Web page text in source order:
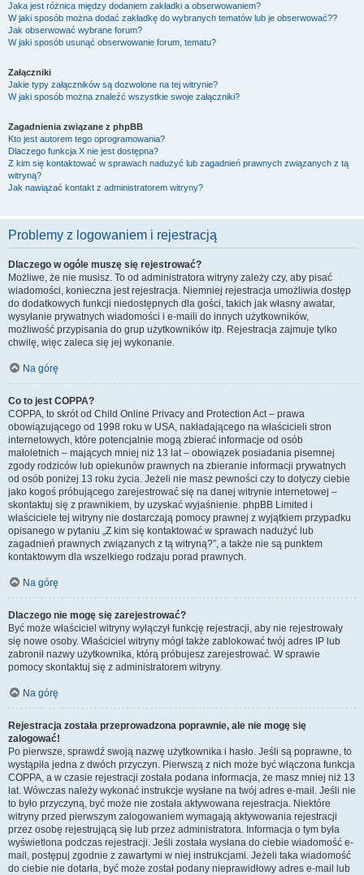
Jaka jest różnica między dodaniem zakładki a obserwowaniem?
W jaki sposób można dodać zakładkę do wybranych tematów lub je obserwować??
Jak obserwować wybrane forum?
W jaki sposób usunąć obserwowanie forum, tematu?
Załączniki
Jakie typy załączników są dozwolone na tej witrynie?
W jaki sposób można znaleźć wszystkie swoje załączniki?
Zagadnienia związane z phpBB
Kto jest autorem tego oprogramowania?
Dlaczego funkcja X nie jest dostępna?
Z kim się kontaktować w sprawach nadużyć lub zagadnień prawnych związanych z tą
witryną?
Jak nawiązać kontakt z administratorem witryny?
Problemy z logowaniem i rejestracją
Dlaczego w ogóle muszę się rejestrować?
Możliwe, że nie musisz. To od administratora witryny zależy czy, aby pisać
wiadomości, konieczna jest rejestracja. Niemniej rejestracja umożliwia dostęp
do dodatkowych funkcji niedostępnych dla gości, takich jak własny awatar,
wysyłanie prywatnych wiadomości i e-maili do innych użytkowników,
możliwość przypisania do grup użytkowników itp. Rejestracja zajmuje tylko
chwilę, więc zaleca się jej wykonanie.
Na górę
Co to jest COPPA?
COPPA, to skrót od Child Online Privacy and Protection Act – prawa
obowiązującego od 1998 roku w USA, nakładającego na właścicieli stron
internetowych, które potencjalnie mogą zbierać informacje od osób
małoletnich – mających mniej niż 13 lat – obowiązek posiadania pisemnej
zgody rodziców lub opiekunów prawnych na zbieranie informacji prywatnych
od osób poniżej 13 roku życia. Jeżeli nie masz pewności czy to dotyczy ciebie
jako kogoś próbującego zarejestrować się na danej witrynie internetowej –
skontaktuj się z prawnikiem, by uzyskać wyjaśnienie. phpBB Limited i
właściciele tej witryny nie dostarczają pomocy prawnej z wyjątkiem przypadku
opisanego w pytaniu „Z kim się kontaktować w sprawach nadużyć lub
zagadnień prawnych związanych z tą witryną?”, a także nie są punktem
kontaktowym dla wszelkiego rodzaju porad prawnych.
Na górę
Dlaczego nie mogę się zarejestrować?
Być może właściciel witryny wyłączył funkcję rejestracji, aby nie rejestrowały
się nowe osoby. Właściciel witryny mógł także zablokować twój adres IP lub
zabronił nazwy użytkownika, którą próbujesz zarejestrować. W sprawie
pomocy skontaktuj się z administratorem witryny.
Na górę
Rejestracja została przeprowadzona poprawnie, ale nie mogę się
zalogować!
Po pierwsze, sprawdź swoją nazwę użytkownika i hasło. Jeśli są poprawne, to
wystąpiła jedna z dwóch przyczyn. Pierwszą z nich może być włączona funkcja
COPPA, a w czasie rejestracji została podana informacja, że masz mniej niż 13
lat. Wówczas należy wykonać instrukcje wysłane na twój adres e-mail. Jeśli nie
to było przyczyną, być może nie została aktywowana rejestracja. Niektóre
witryny przed pierwszym zalogowaniem wymagają aktywowania rejestracji
przez osobę rejestrującą się lub przez administratora. Informacja o tym była
wyświetlona podczas rejestracji. Jeśli została wysłana do ciebie wiadomość e-
mail, postępuj zgodnie z zawartymi w niej instrukcjami. Jeżeli taka wiadomość
do ciebie nie dotarła, być może został podany nieprawidłowy adres e-mail lub